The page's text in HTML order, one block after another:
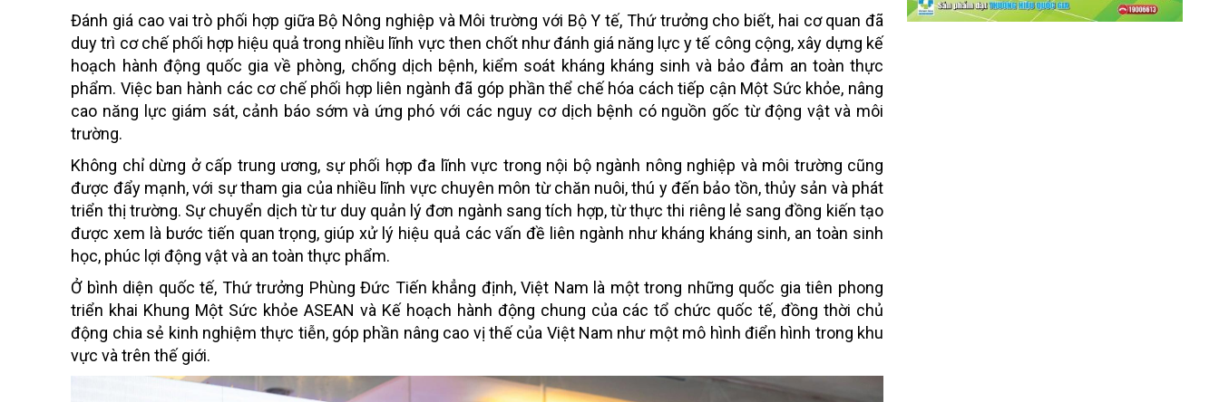
Đánh giá cao vai trò phối hợp giữa Bộ Nông nghiệp và Môi trường với Bộ Y tế, Thứ trưởng cho biết, hai cơ quan đã
duy trì cơ chế phối hợp hiệu quả trong nhiều lĩnh vực then chốt như đánh giá năng lực y tế công cộng, xây dựng kế
hoạch hành động quốc gia về phòng, chống dịch bệnh, kiểm soát kháng kháng sinh và bảo đảm an toàn thực
phẩm. Việc ban hành các cơ chế phối hợp liên ngành đã góp phần thể chế hóa cách tiếp cận Một Sức khỏe, nâng
cao năng lực giám sát, cảnh báo sớm và ứng phó với các nguy cơ dịch bệnh có nguồn gốc từ động vật và môi
trường.
Không chỉ dừng ở cấp trung ương, sự phối hợp đa lĩnh vực trong nội bộ ngành nông nghiệp và môi trường cũng
được đẩy mạnh, với sự tham gia của nhiều lĩnh vực chuyên môn từ chăn nuôi, thú y đến bảo tồn, thủy sản và phát
triển thị trường. Sự chuyển dịch từ tư duy quản lý đơn ngành sang tích hợp, từ thực thi riêng lẻ sang đồng kiến tạo
được xem là bước tiến quan trọng, giúp xử lý hiệu quả các vấn đề liên ngành như kháng kháng sinh, an toàn sinh
học, phúc lợi động vật và an toàn thực phẩm.
Ở bình diện quốc tế, Thứ trưởng Phùng Đức Tiến khẳng định, Việt Nam là một trong những quốc gia tiên phong
triển khai Khung Một Sức khỏe ASEAN và Kế hoạch hành động chung của các tổ chức quốc tế, đồng thời chủ
động chia sẻ kinh nghiệm thực tiễn, góp phần nâng cao vị thế của Việt Nam như một mô hình điển hình trong khu
vực và trên thế giới.